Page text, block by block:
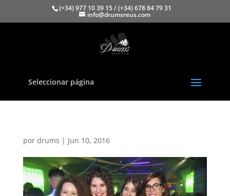
(+34) 977 10 39 15 / (+34) 678 84 79 31
info@drumsreus.com
Seleccionar página
por drums | Jun 10, 2016